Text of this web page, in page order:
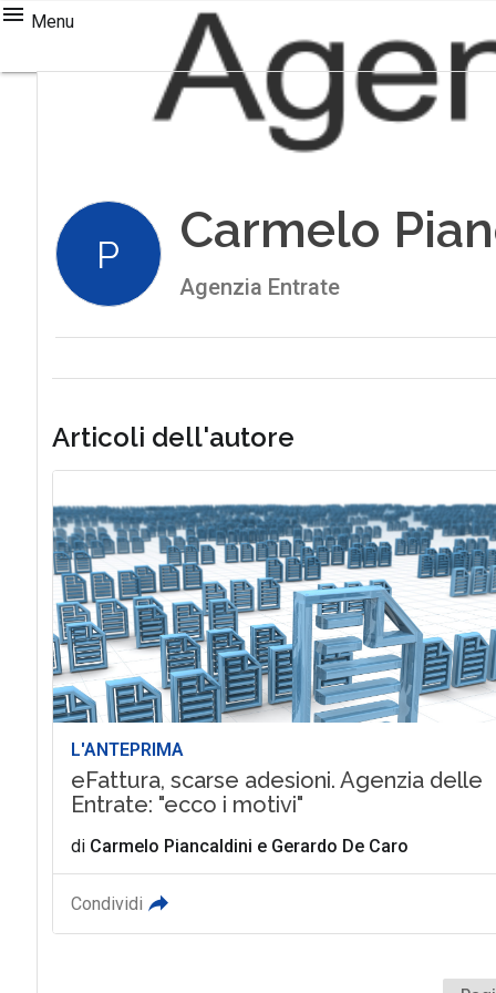
Menu
P Carmelo
Agenzia Entrate
Articoli dell'autore
L'ANTEPRIMA
eFattura, scarse adesioni. Agenzia delle
Entrate: "ecco i motivi"
di Carmelo Piancaldini e Gerardo De Caro
Condividi